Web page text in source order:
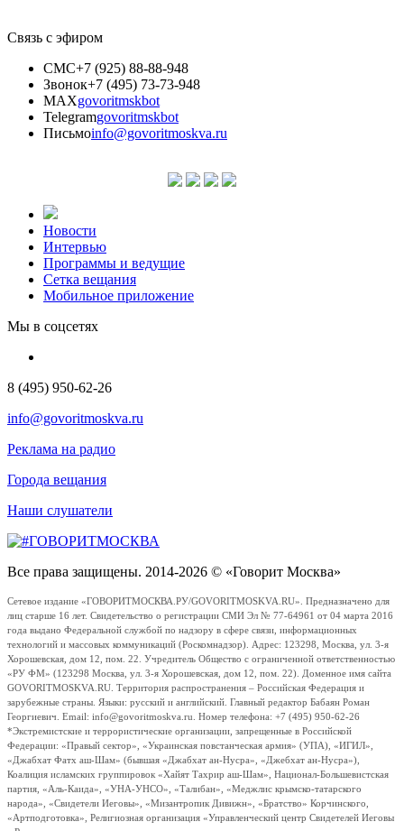
Связь с эфиром
СМС+7 (925) 88-88-948
Звонок+7 (495) 73-73-948
MAXgovoritmskbot
Telegramgovoritmskbot
Письмоinfo@govoritmoskva.ru
Новости
Интервью
Программы и ведущие
Сетка вещания
Мобильное приложение
Мы в соцсетях
8 (495) 950-62-26
info@govoritmoskva.ru
Реклама на радио
Города вещания
Наши слушатели
Все права защищены. 2014-2026 © «Говорит Москва»
Сетевое издание «ГОВОРИТМОСКВА.РУ/GOVORITMOSKVA.RU». Предназначено для
лиц старше 16 лет. Свидетельство о регистрации СМИ Эл № 77-64961 от 04 марта 2016
года выдано Федеральной службой по надзору в сфере связи, информационных
технологий и массовых коммуникаций (Роскомнадзор). Адрес: 123298, Москва, ул. 3-я
Хорошевская, дом 12, пом. 22. Учредитель Общество с ограниченной ответственностью
«РУ ФМ» (123298 Москва, ул. 3-я Хорошевская, дом 12, пом. 22). Доменное имя сайта
GOVORITMOSKVA.RU. Территория распространения – Российская Федерация и
зарубежные страны. Языки: русский и английский. Главный редактор Бабаян Роман
Георгиевич. Email: info@govoritmoskva.ru. Номер телефона: +7 (495) 950-62-26
*Экстремистские и террористические организации, запрещенные в Российской
Федерации: «Правый сектор», «Украинская повстанческая армия» (УПА), «ИГИЛ»,
«Джабхат Фатх аш-Шам» (бывшая «Джабхат ан-Нусра», «Джебхат ан-Нусра»),
Коалиция исламских группировок «Хайят Тахрир аш-Шам», Национал-Большевистская
партия, «Аль-Каида», «УНА-УНСО», «Талибан», «Меджлис крымско-татарского
народа», «Свидетели Иеговы», «Мизантропик Дивижн», «Братство» Корчинского,
«Артподготовка», Религиозная организация «Управленческий центр Свидетелей Иеговы